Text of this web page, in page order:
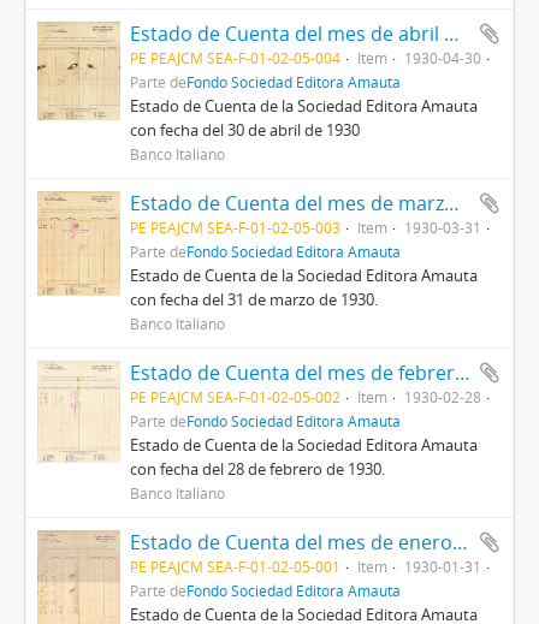
Estado de Cuenta del mes de abril de 1930
PE PEAJCM SEA-F-01-02-05-004 Item
1930-04-30
Parte deFondo Sociedad Editora Amauta
Estado de Cuenta de la Sociedad Editora Amauta
con fecha del 30 de abril de 1930
Banco Italiano
Estado de Cuenta del mes de marzo de 1930
PE PEAJCM SEA-F-01-02-05-003 Item
1930-03-31
Parte deFondo Sociedad Editora Amauta
Estado de Cuenta de la Sociedad Editora Amauta
con fecha del 31 de marzo de 1930.
Banco Italiano
Estado de Cuenta del mes de febrero de 1930
PE PEAJCM SEA-F-01-02-05-002 Item
1930-02-28
Parte deFondo Sociedad Editora Amauta
Estado de Cuenta de la Sociedad Editora Amauta
con fecha del 28 de febrero de 1930.
Banco Italiano
Estado de Cuenta del mes de enero de 1930
PE PEAJCM SEA-F-01-02-05-001 Item
1930-01-31
Parte deFondo Sociedad Editora Amauta
Estado de Cuenta de la Sociedad Editora Amauta